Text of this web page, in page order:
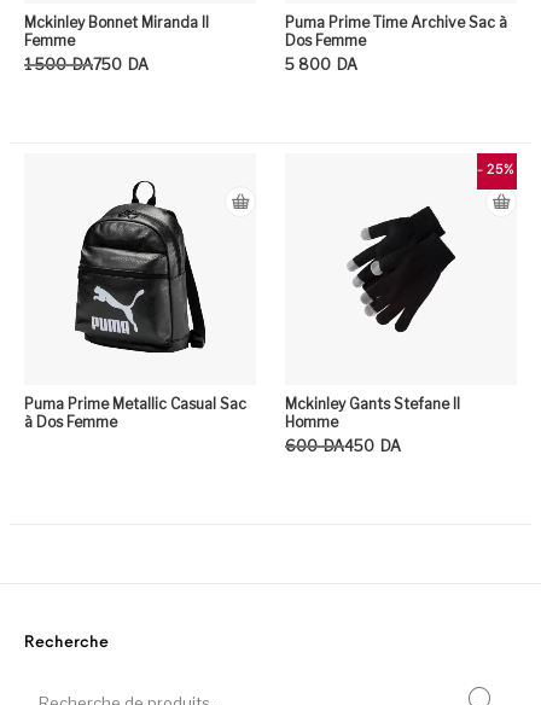
Mckinley Bonnet Miranda II
Femme
1 500 DA
Le prix initial était : 1 500DA.
750 DA
Le prix actuel est : 750DA.
Puma Prime Time Archive Sac à
Dos Femme
5 800 DA
Puma Prime Metallic Casual Sac
à Dos Femme
- 25%
Mckinley Gants Stefane II
Homme
600 DA
Le prix initial était : 600DA.
450 DA
Le prix actuel est : 450DA.
Recherche